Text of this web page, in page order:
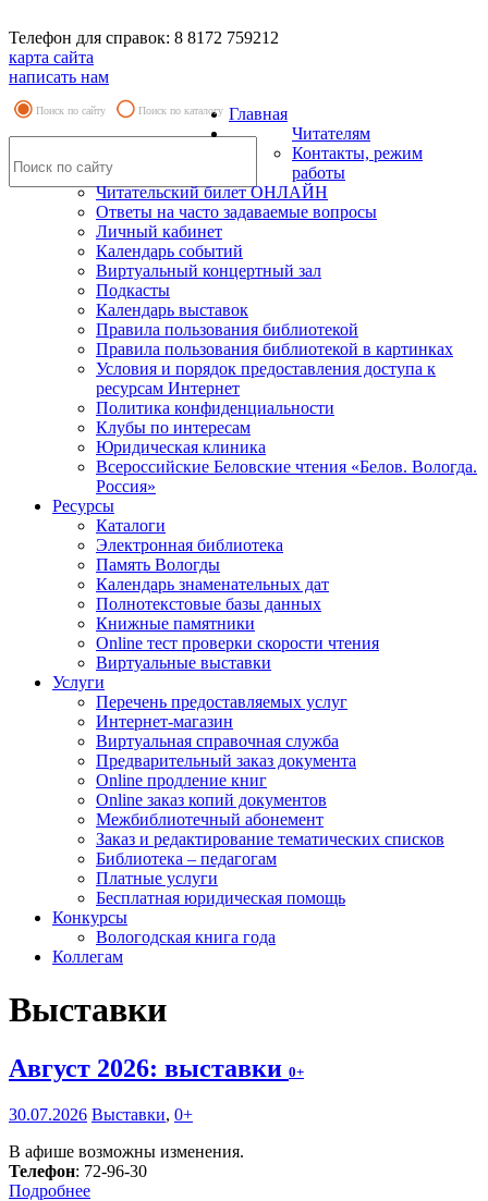
Телефон для справок: 8 8172 759212
карта сайта
написать нам
Поиск по сайту Поиск по каталогу Главная
Читателям
Контакты, режим
работы
Читательский билет ОНЛАЙН
Ответы на часто задаваемые вопросы
Личный кабинет
Календарь событий
Виртуальный концертный зал
Подкасты
Календарь выставок
Правила пользования библиотекой
Правила пользования библиотекой в картинках
Условия и порядок предоставления доступа к
ресурсам Интернет
Политика конфиденциальности
Клубы по интересам
Юридическая клиника
Всероссийские Беловские чтения «Белов. Вологда.
Россия»
Ресурсы
Каталоги
Электронная библиотека
Память Вологды
Календарь знаменательных дат
Полнотекстовые базы данных
Книжные памятники
Online тест проверки скорости чтения
Виртуальные выставки
Услуги
Перечень предоставляемых услуг
Интернет-магазин
Виртуальная справочная служба
Предварительный заказ документа
Online продление книг
Online заказ копий документов
Межбиблиотечный абонемент
Заказ и редактирование тематических списков
Библиотека – педагогам
Платные услуги
Бесплатная юридическая помощь
Конкурсы
Вологодская книга года
Коллегам
Выставки
Август 2026: выставки 0+
30.07.2026 Выставки, 0+
В афише возможны изменения.
Телефон: 72-96-30
Подробнее